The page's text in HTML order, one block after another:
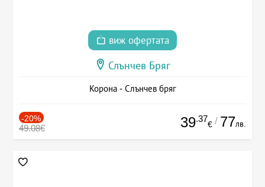
виж офертата
Слънчев Бряг
Корона - Слънчев бряг
-20%
49.08€ 39.37
€ / 77лв.